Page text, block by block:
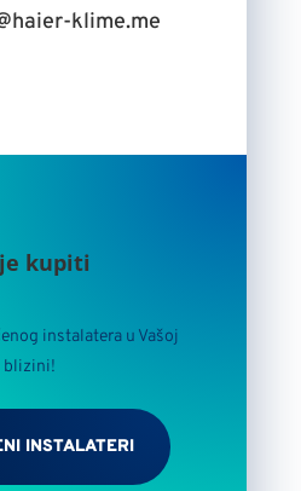
klime.me
kupiti
instalatera u Vašoj
blizini!
INSTALATERI